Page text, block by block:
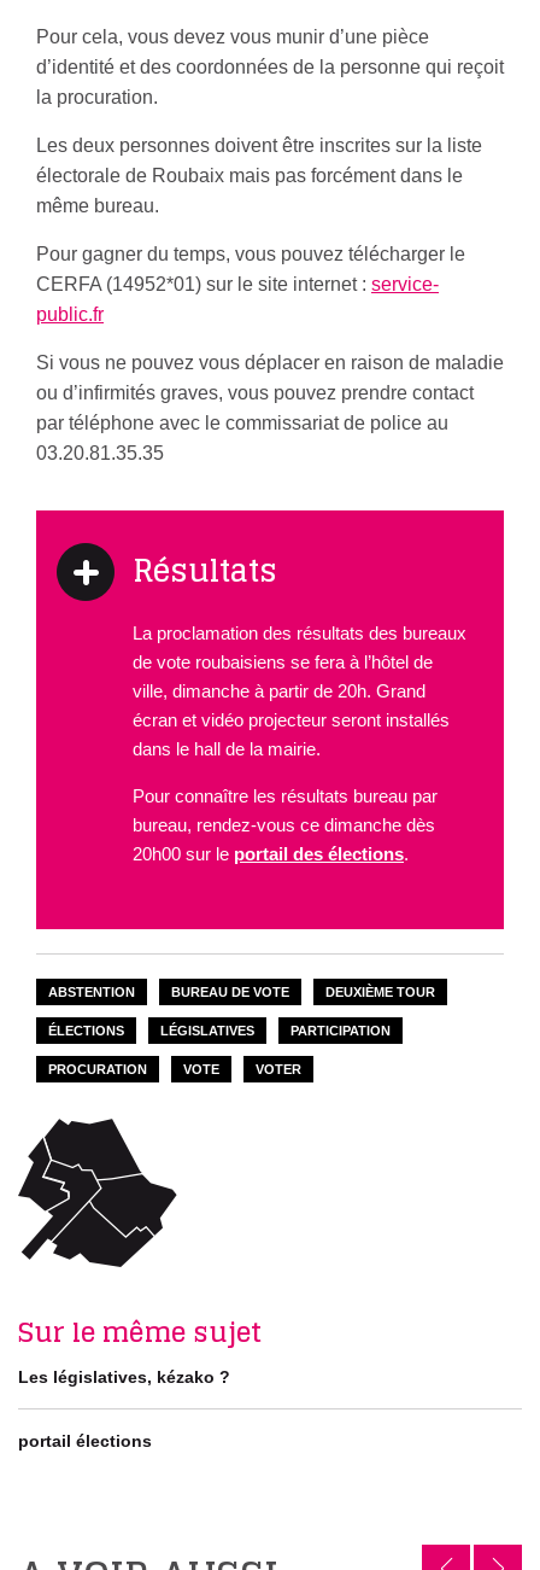
Pour cela, vous devez vous munir d’une pièce
d’identité et des coordonnées de la personne qui reçoit
la procuration.
Les deux personnes doivent être inscrites sur la liste
électorale de Roubaix mais pas forcément dans le
même bureau.
Pour gagner du temps, vous pouvez télécharger le
CERFA (14952*01) sur le site internet : service-
public.fr
Si vous ne pouvez vous déplacer en raison de maladie
ou d’infirmités graves, vous pouvez prendre contact
par téléphone avec le commissariat de police au
03.20.81.35.35
Résultats
La proclamation des résultats des bureaux
de vote roubaisiens se fera à l’hôtel de
ville, dimanche à partir de 20h. Grand
écran et vidéo projecteur seront installés
dans le hall de la mairie.
Pour connaître les résultats bureau par
bureau, rendez-vous ce dimanche dès
20h00 sur le portail des élections.
ABSTENTION BUREAU DE VOTE DEUXIÈME TOUR
ÉLECTIONS LÉGISLATIVES PARTICIPATION
PROCURATION VOTE VOTER
Sur le même sujet
Les législatives, kézako ?
portail élections